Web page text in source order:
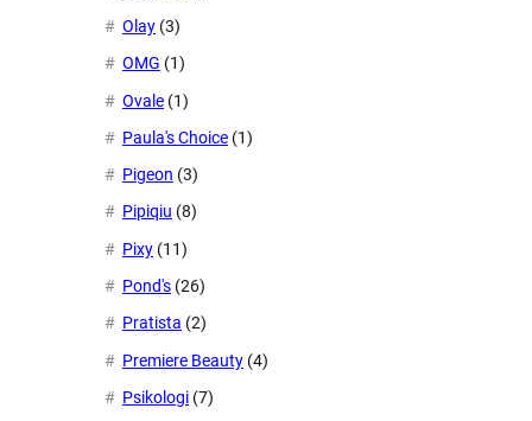
Olay (3)
OMG (1)
Ovale (1)
Paula's Choice (1)
Pigeon (3)
Pipiqiu (8)
Pixy (11)
Pond's (26)
Pratista (2)
Premiere Beauty (4)
Psikologi (7)